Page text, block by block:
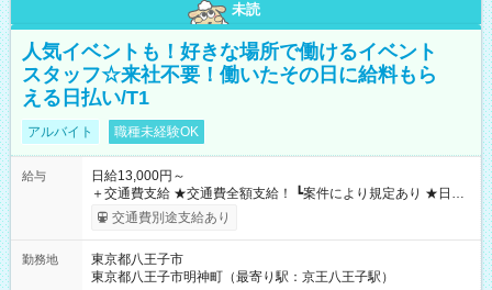
未読
人気イベントも！好きな場所で働けるイベント
スタッフ☆来社不要！働いたその日に給料もら
える日払い/T1
アルバイト 職種未経験OK
給与
日給13,000円～
＋交通費支給 ★交通費全額支給！ ┗案件により規定あり ★日払
いOK！（規定あり） ┗働いたその日に現金GET♪ お仕事後はコ
ンビニATMから 日払い分を引き落とせます！ 【試用期間】試
交通費別途支給あり
勤務地
東京都八王子市
東京都八王子市明神町（最寄り駅：京王八王子駅）